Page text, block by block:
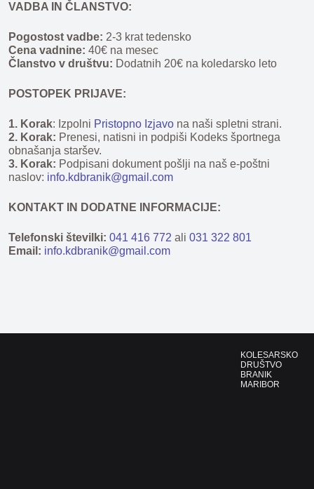
VADBA IN ČLANSTVO:
Pogostost vadbe: 2-3 krat tedensko
Cena vadnine: 40€ na mesec
Članstvo v društvu: Dodatnih 20€ na koledarsko leto
POSTOPEK PRIJAVE:
1. Korak: Izpolni Pristopno Izjavo na naši spletni strani.
2. Korak: Prenesi, natisni in podpiši Kodeks športnega
obnašanja staršev.
3. Korak: Podpisani dokument pošlji na naš e-poštni
naslov: info.kdbranik@gmail.com
KONTAKT IN DODATNE INFORMACIJE:
Telefonski številki: 041 416 772 ali 031 322 801
Email: info.kdbranik@gmail.com
KOLESARSKO
DRUŠTVO
BRANIK
MARIBOR